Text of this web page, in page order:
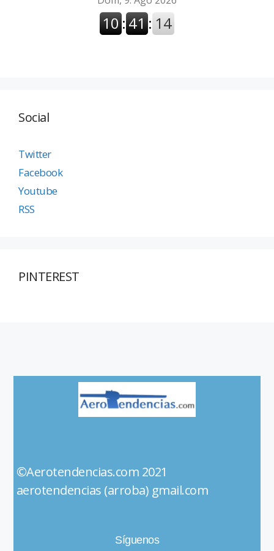
Social
Twitter
Facebook
Youtube
RSS
PINTEREST
©Aerotendencias.com 2021
aerotendencias (arroba) gmail.com
Síguenos